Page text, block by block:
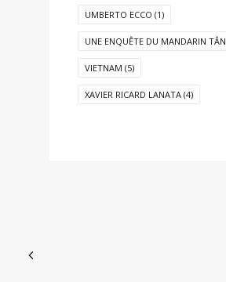
UMBERTO ECCO (1)
UNE ENQUÊTE DU MANDARIN TÂN
VIETNAM (5)
XAVIER RICARD LANATA (4)